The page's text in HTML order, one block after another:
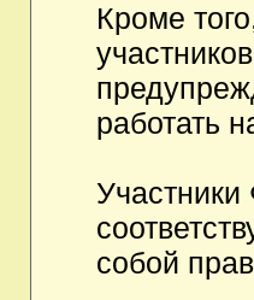
Кроме
работать
собой